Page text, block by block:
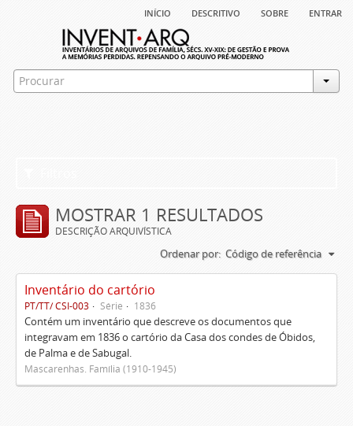
início descritivo sobre entrar
MOSTRAR 1 RESULTADOS
DESCRIÇÃO ARQUIVÍSTICA
Ordenar por: Código de referência
Inventário do cartório
PT/TT/ CSI-003 Série 1836
Contém um inventário que descreve os documentos que
integravam em 1836 o cartório da Casa dos condes de Óbidos,
de Palma e de Sabugal.
Mascarenhas. Família (1910-1945)